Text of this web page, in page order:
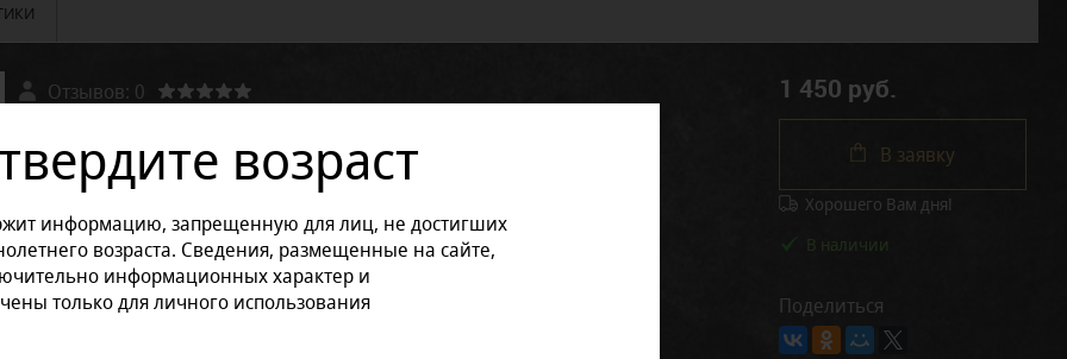
возраст
информацию, запрещенную для лиц, не достигших
возраста. Сведения, размещенные на сайте,
информационных характер и
только для личного использования
Отзывов: 0
Другие варианты товара:
Размер продукции:
в блоке (5 штук) в пачке (2 штук) в пачке (10 штук)
1 450 руб.
В заявку
Хорошего Вам дня!
В наличии
Поделиться